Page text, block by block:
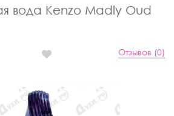
Kenzo Madly Oud
Отзывов (0)